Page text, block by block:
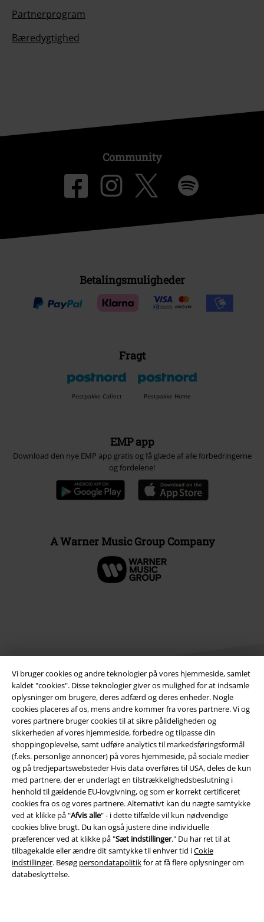
Vi bruger cookies og andre teknologier på vores hjemmeside, samlet
kaldet "cookies". Disse teknologier giver os mulighed for at indsamle
oplysninger om brugere, deres adfærd og deres enheder. Nogle
cookies placeres af os, mens andre kommer fra vores partnere. Vi og
vores partnere bruger cookies til at sikre pålideligheden og
sikkerheden af ​​vores hjemmeside, forbedre og tilpasse din
shoppingoplevelse, samt udføre analytics til markedsføringsformål
(f.eks. personlige annoncer) på vores hjemmeside, på sociale medier
og på tredjepartswebsteder Hvis data overføres til USA, deles de kun
med partnere, der er underlagt en tilstrækkelighedsbeslutning i
henhold til gældende EU-lovgivning, og som er korrekt certificeret
cookies fra os og vores partnere. Alternativt kan du nægte samtykke
ved at klikke på "Afvis alle" - i dette tilfælde vil kun nødvendige
cookies blive brugt. Du kan også justere dine individuelle
præferencer ved at klikke på "Sæt indstillinger." Du har ret til at
tilbagekalde eller ændre dit samtykke til enhver tid iCokie
indstillinger. Besøg persondatapolitikfor at få flere oplysninger om
databeskyttelse.
Partnerprogram
Bæredygtighed
Community
Betalingsmuligheder
Fragt
Postpakke Collect Postpakke Home
EMP app
Download den nye EMP app gratis og få glæde af alle forbedringerne
og fordelene!
A Warner Music Group Company
Juridisk
Salgs-, medlems- & leveringsbetingelser
Om EMP Danmark
Persondatapolitik
Bortskaffelse af affald og miljøbeskyttelse
Overensstemmelseserklæring
Oplysninger om tilgængelighed